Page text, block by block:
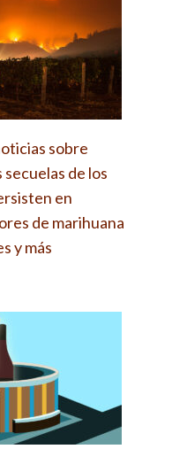
sobre
de los
en
de marihuana
y más